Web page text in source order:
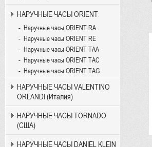
НАРУЧНЫЕ ЧАСЫ ORIENT
Наручные часы ORIENT RA
Наручные часы ORIENT RE
Наручные часы ORIENT TAA
Наручные часы ORIENT TAC
Наручные часы ORIENT TAG
НАРУЧНЫЕ ЧАСЫ VALENTINO
ORLANDI (Италия)
НАРУЧНЫЕ ЧАСЫ TORNADO
(США)
НАРУЧНЫЕ ЧАСЫ DANIEL KLEIN